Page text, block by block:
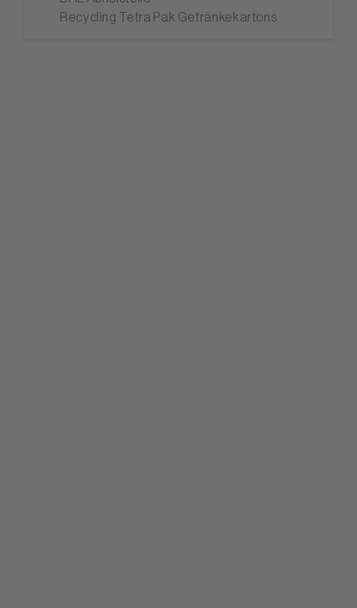
Recycling Tetra Pak Getränkekartons